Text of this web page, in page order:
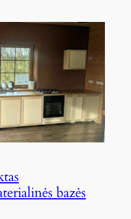
bazės